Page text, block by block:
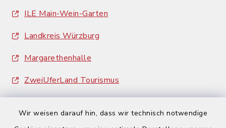
Wir weisen darauf hin, dass wir technisch notwendige
ILE Main-Wein-Garten
Landkreis Würzburg
Margarethenhalle
ZweiUferLand Tourismus